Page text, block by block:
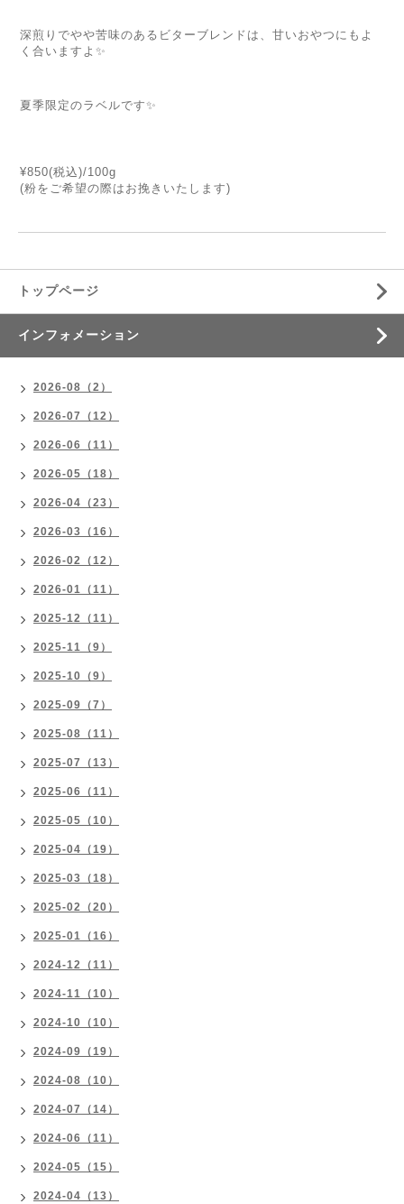
深煎りでやや苦味のあるビターブレンドは、甘いおやつにもよ
く合いますよ✨
夏季限定のラベルです✨
¥850(税込)/100g
(粉をご希望の際はお挽きいたします)
トップページ
インフォメーション
2026-08（2）
2026-07（12）
2026-06（11）
2026-05（18）
2026-04（23）
2026-03（16）
2026-02（12）
2026-01（11）
2025-12（11）
2025-11（9）
2025-10（9）
2025-09（7）
2025-08（11）
2025-07（13）
2025-06（11）
2025-05（10）
2025-04（19）
2025-03（18）
2025-02（20）
2025-01（16）
2024-12（11）
2024-11（10）
2024-10（10）
2024-09（19）
2024-08（10）
2024-07（14）
2024-06（11）
2024-05（15）
2024-04（13）